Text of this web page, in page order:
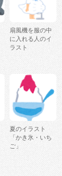
扇風機を服の中
に入れる人のイ
ラスト
夏のイラスト
「かき氷・いち
ご」